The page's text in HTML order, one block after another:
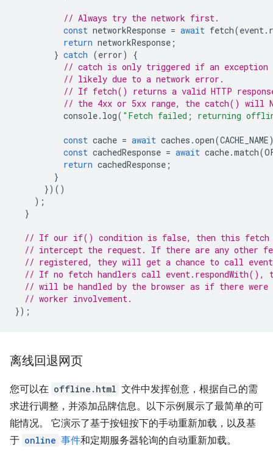
// Always try the network first.
const networkResponse = await fetch(event .
return networkResponse ;
} catch (error)
{
// catch is only triggered if an exception
// likely due to a network error.
// If fetch() returns a valid HTTP
// the 4xx or 5xx range, the catch() will
console. log( "Fetch failed; returning
const cache = await caches .open(CACHE_NAME
const cachedResponse = await cache.match(
return cachedResponse ;
}
})()
);
}
// If our if() condition is false, then this fetch
// intercept the request. If there are any other
// registered, they will get a chance to call
// If no fetch handlers call event.respondWith(),
// will be handled by the browser as if there were
// worker involvement.
});
离线回退网页
您可以在 offline.html 文件中发挥创意，根据自己的需
求进行调整，并添加品牌信息。以下示例展示了最简单的可
能情况。 它演示了基于按钮按下的手动重新加载，以及基
于 online 事件和定期服务器轮询的自动重新加载。